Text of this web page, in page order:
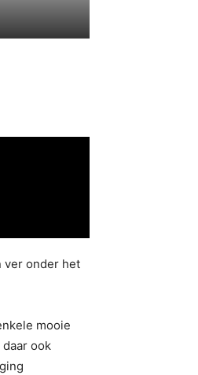
ver onder het
mooie
ook